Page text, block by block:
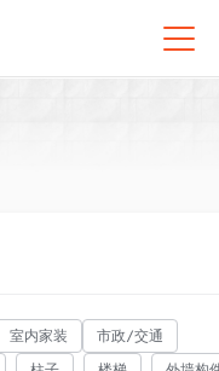
室内家装 市政/交通